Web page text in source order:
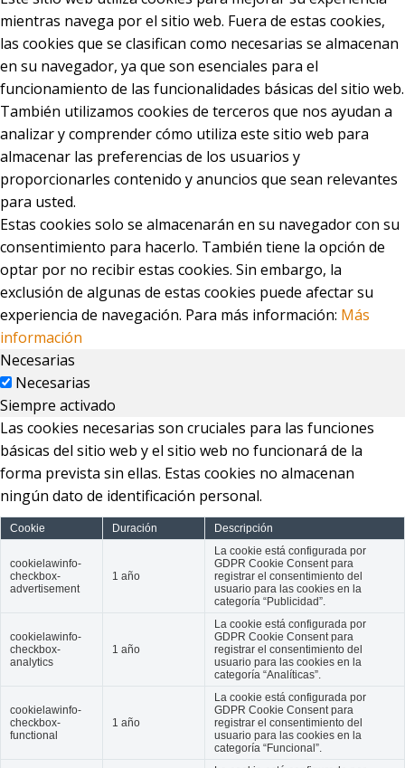
mientras navega por el sitio web. Fuera de estas cookies,
las cookies que se clasifican como necesarias se almacenan
en su navegador, ya que son esenciales para el
funcionamiento de las funcionalidades básicas del sitio web.
También utilizamos cookies de terceros que nos ayudan a
analizar y comprender cómo utiliza este sitio web para
almacenar las preferencias de los usuarios y
proporcionarles contenido y anuncios que sean relevantes
para usted.
Estas cookies solo se almacenarán en su navegador con su
consentimiento para hacerlo. También tiene la opción de
optar por no recibir estas cookies. Sin embargo, la
exclusión de algunas de estas cookies puede afectar su
experiencia de navegación. Para más información: Más
información
Necesarias
Necesarias
Siempre activado
Las cookies necesarias son cruciales para las funciones
básicas del sitio web y el sitio web no funcionará de la
forma prevista sin ellas. Estas cookies no almacenan
ningún dato de identificación personal.
Cookie Duración Descripción
cookielawinfo-
checkbox-
advertisement
1 año
La cookie está configurada por
GDPR Cookie Consent para
registrar el consentimiento del
usuario para las cookies en la
categoría “Publicidad”.
cookielawinfo-
checkbox-
analytics
1 año
La cookie está configurada por
GDPR Cookie Consent para
registrar el consentimiento del
usuario para las cookies en la
categoría “Analíticas”.
cookielawinfo-
checkbox-
functional
1 año
La cookie está configurada por
GDPR Cookie Consent para
registrar el consentimiento del
usuario para las cookies en la
categoría “Funcional”.